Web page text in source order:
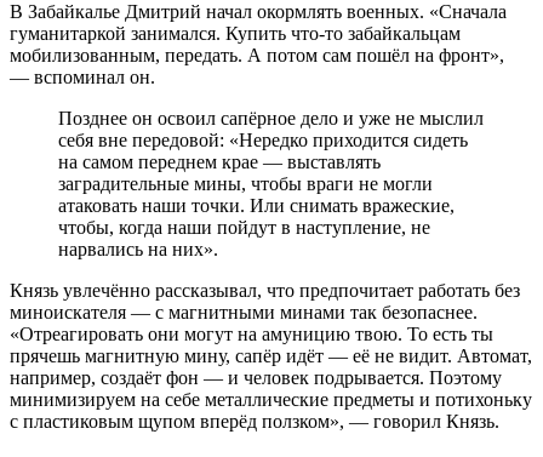
В Забайкалье Дмитрий начал окормлять военных. «Сначала
гуманитаркой занимался. Купить что-то забайкальцам
мобилизованным, передать. А потом сам пошёл на фронт»,
— вспоминал он.
Позднее он освоил сапёрное дело и уже не мыслил
себя вне передовой: «Нередко приходится сидеть
на самом переднем крае — выставлять
заградительные мины, чтобы враги не могли
атаковать наши точки. Или снимать вражеские,
чтобы, когда наши пойдут в наступление, не
нарвались на них».
Князь увлечённо рассказывал, что предпочитает работать без
миноискателя — с магнитными минами так безопаснее.
«Отреагировать они могут на амуницию твою. То есть ты
прячешь магнитную мину, сапёр идёт — её не видит. Автомат,
например, создаёт фон — и человек подрывается. Поэтому
минимизируем на себе металлические предметы и потихоньку
с пластиковым щупом вперёд ползком», — говорил Князь.